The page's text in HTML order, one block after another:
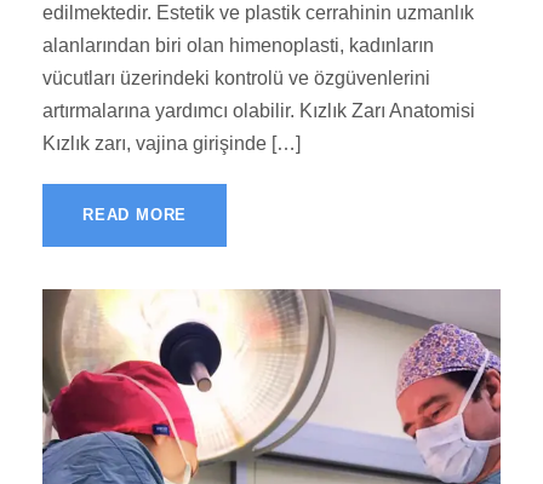
edilmektedir. Estetik ve plastik cerrahinin uzmanlık
alanlarından biri olan himenoplasti, kadınların
vücutları üzerindeki kontrolü ve özgüvenlerini
artırmalarına yardımcı olabilir. Kızlık Zarı Anatomisi
Kızlık zarı, vajina girişinde […]
READ MORE